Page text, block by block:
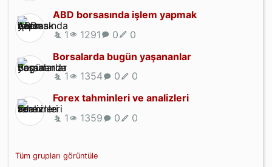
ABD borsasında işlem yapmak
1
1291 0
0
Borsalarda bugün yaşananlar
1
1354 0
0
Forex tahminleri ve analizleri
1
1359 0 0
Tüm grupları görüntüle